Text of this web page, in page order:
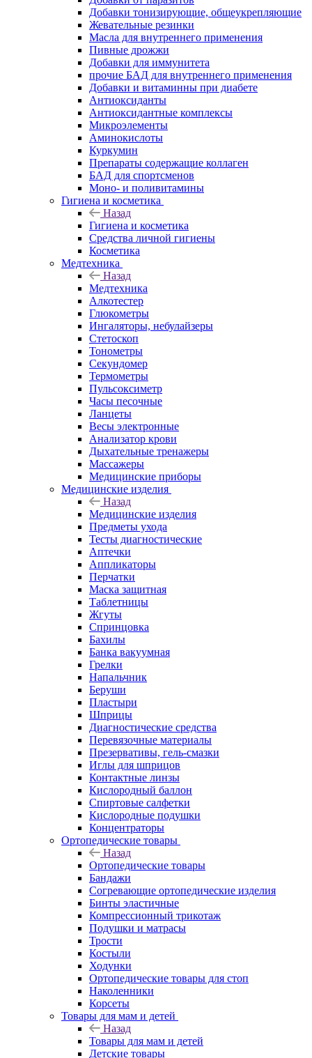
Добавки тонизирующие, общеукрепляющие
Жевательные резинки
Масла для внутреннего применения
Пивные дрожжи
Добавки для иммунитета
прочие БАД для внутреннего применения
Добавки и витаминны при диабете
Антиоксиданты
Антиоксидантные комплексы
Микроэлементы
Аминокислоты
Куркумин
Препараты содержащие коллаген
БАД для спортсменов
Моно- и поливитамины
Гигиена и косметика
Назад
Гигиена и косметика
Средства личной гигиены
Косметика
Медтехника
Назад
Медтехника
Алкотестер
Глюкометры
Ингаляторы, небулайзеры
Стетоскоп
Тонометры
Секундомер
Термометры
Пульсоксиметр
Часы песочные
Ланцеты
Весы электронные
Анализатор крови
Дыхательные тренажеры
Массажеры
Медицинские приборы
Медицинские изделия
Назад
Медицинские изделия
Предметы ухода
Тесты диагностические
Аптечки
Аппликаторы
Перчатки
Маска защитная
Таблетницы
Жгуты
Спринцовка
Бахилы
Банка вакуумная
Грелки
Напальчник
Беруши
Пластыри
Шприцы
Диагностические средства
Перевязочные материалы
Презервативы, гель-смазки
Иглы для шприцов
Контактные линзы
Кислородный баллон
Спиртовые салфетки
Кислородные подушки
Концентраторы
Ортопедические товары
Назад
Ортопедические товары
Бандажи
Согревающие ортопедические изделия
Бинты эластичные
Компрессионный трикотаж
Подушки и матрасы
Трости
Костыли
Ходунки
Ортопедические товары для стоп
Наколенники
Корсеты
Товары для мам и детей
Назад
Товары для мам и детей
Детские товары